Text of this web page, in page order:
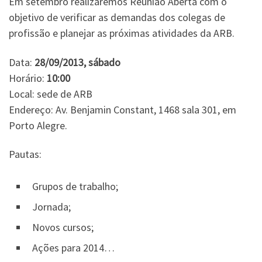
objetivo de verificar as demandas dos colegas de
profissão e planejar as próximas atividades da ARB.
Data: 28/09/2013, sábado
Horário: 10:00
Local: sede de ARB
Endereço: Av. Benjamin Constant, 1468 sala 301, em
Porto Alegre.
Pautas:
Grupos de trabalho;
Jornada;
Novos cursos;
Ações para 2014…